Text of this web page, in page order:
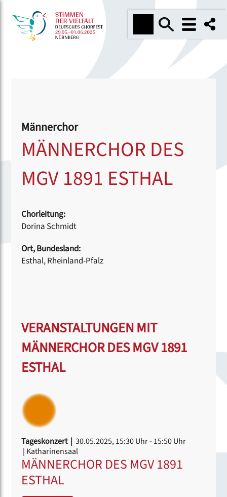
Männerchor
MÄNNERCHOR DES
MGV 1891 ESTHAL
Chorleitung:
Dorina Schmidt
Ort, Bundesland:
Esthal, Rheinland-Pfalz
VERANSTALTUNGEN MIT
MÄNNERCHOR DES MGV 1891
ESTHAL
Tageskonzert | 30.05.2025, 15:30 Uhr- 15:50 Uhr
| Katharinensaal
MÄNNERCHOR DES MGV 1891
ESTHAL